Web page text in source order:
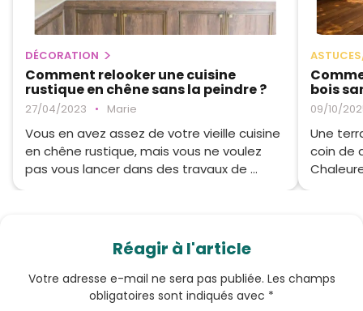
DÉCORATION
Comment relooker une cuisine
rustique en chêne sans la peindre ?
27/04/2023 • Marie
Vous en avez assez de votre vieille cuisine
en chêne rustique, mais vous ne voulez
pas vous lancer dans des travaux de ...
bois
09/10/
Une
coin de
Réagir à l'article
Votre adresse e-mail ne sera pas publiée. Les champs
obligatoires sont indiqués avec *